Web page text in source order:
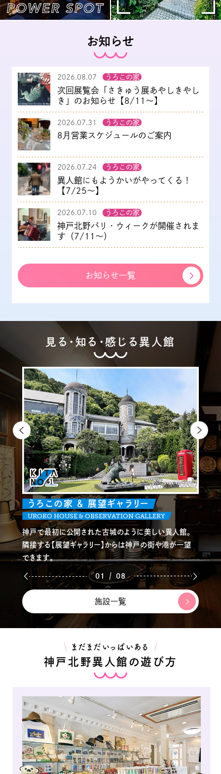
お知らせ
2026.08.07 うろこの家
次回展覧会「さきゅう展あやしきやし
き」のお知らせ【8/11～】
2026.07.31 うろこの家
8月営業スケジュールのご案内
2026.07.24 うろこの家
異人館にもようかいがやってくる！
【7/25～】
2026.07.10 うろこの家
神戸北野パリ・ウィークが開催されま
す（7/11～）
お知らせ一覧
見る・知る・感じる異人館
うろこの家 ＆ 展望ギャラリー
UROKO HOUSE & OBSERVATION GALLERY
神戸で最初に公開された古城のように美しい異人館。
隣接する【展望ギャラリー】からは神戸の街や港が一望
できます。
01 / 08
施設一覧
まだまだいっぱいある
神戸北野異人館の遊び方